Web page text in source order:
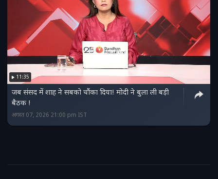
11:35
जब संसद में शाह ने सबको चौंका दिया! मोदी ने बुला ली बड़ी
बैठक !
अगस्त 07, 2026 21:00 pm IST